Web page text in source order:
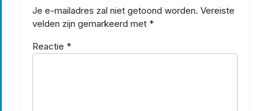
Je e-mailadres zal niet getoond worden. Vereiste
velden zijn gemarkeerd met *
Reactie *